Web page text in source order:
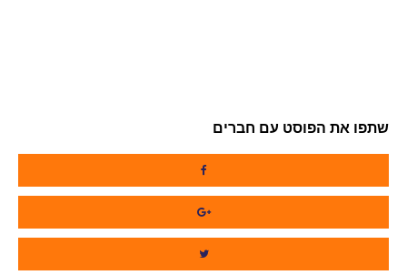
שתפו את הפוסט עם חברים